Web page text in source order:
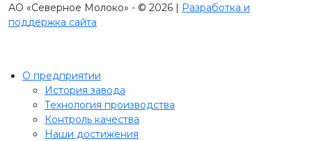
АО «Северное Молоко» - © 2026 | Разработка и
поддержка сайта
О предприятии
История завода
Технология производства
Контроль качества
Наши достижения